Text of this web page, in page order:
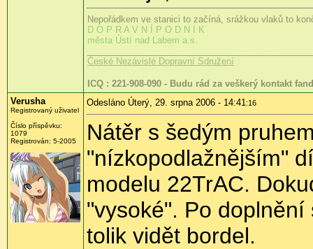
Nepořádkem ve stanici to začíná, srážkou vlaků to
D O P R A V N Í P O D N I K
města Ústí nad Labem a.s.
České Nezávislé Dopravní Sdružení
ICQ : 221-908-090 - Budu rád za veškerý kontakt
Verusha
Registrovaný uživatel
Číslo příspěvku:
1079
Registrován: 5-2005
Odesláno Úterý, 29. srpna 2006 - 14:41 :16
Nátěr s šedým
"nízkopodlažnějším"
modelu 22TrAC.
"vysoké". Po
tolik vidět bordel.